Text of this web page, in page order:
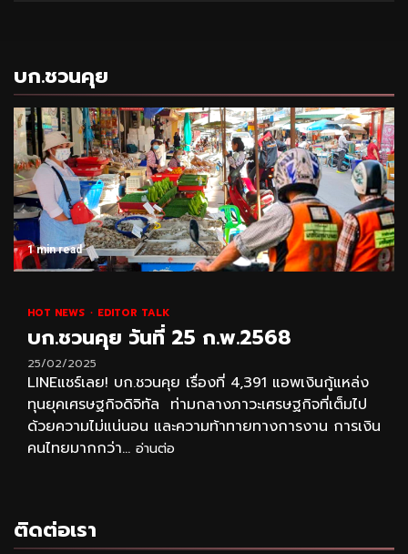
บก.ชวนคุย
1 min read
HOT NEWS EDITOR TALK
บก.ชวนคุย วันที่ 25 ก.พ.2568
25/02/2025
LINEแชร์เลย! บก.ชวนคุย เรื่องที่ 4,391 แอพเงินกู้แหล่ง
ทุนยุคเศรษฐกิจดิจิทัล ท่ามกลางภาวะเศรษฐกิจที่เต็มไป
ด้วยความไม่แน่นอน และความท้าทายทางการงาน การเงิน
คนไทยมากกว่า... อ่านต่อ
ติดต่อเรา